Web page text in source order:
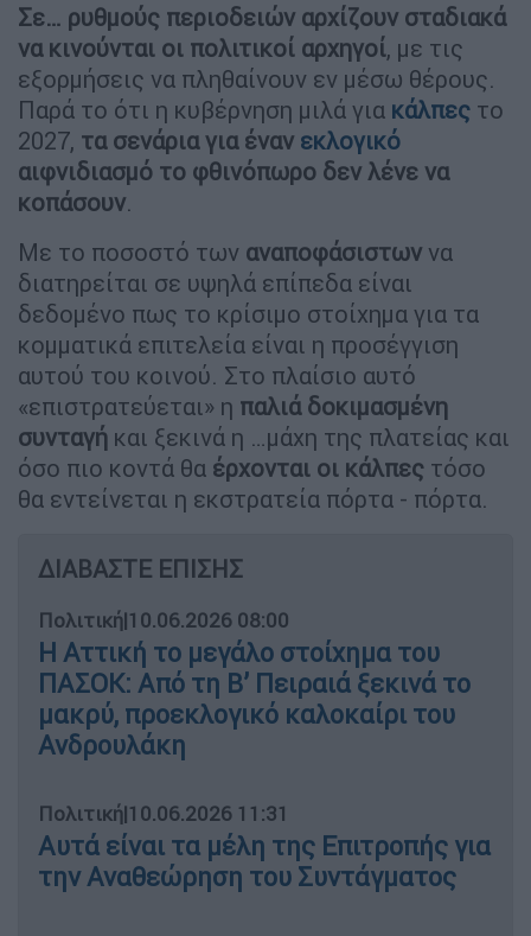
Σε… ρυθμούς περιοδειών αρχίζουν σταδιακά
να κινούνται οι πολιτικοί αρχηγοί, με τις
εξορμήσεις να πληθαίνουν εν μέσω θέρους.
Παρά το ότι η κυβέρνηση μιλά για κάλπες το
2027, τα σενάρια για έναν εκλογικό
αιφνιδιασμό το φθινόπωρο δεν λένε να
κοπάσουν.
Με το ποσοστό των αναποφάσιστων να
διατηρείται σε υψηλά επίπεδα είναι
δεδομένο πως το κρίσιμο στοίχημα για τα
κομματικά επιτελεία είναι η προσέγγιση
αυτού του κοινού. Στο πλαίσιο αυτό
«επιστρατεύεται» η παλιά δοκιμασμένη
συνταγή και ξεκινά η …μάχη της πλατείας και
όσο πιο κοντά θα έρχονται οι κάλπες τόσο
θα εντείνεται η εκστρατεία πόρτα - πόρτα.
ΔΙΑΒΑΣΤΕ ΕΠΙΣΗΣ
Πολιτική|10.06.2026 08:00
Η Αττική το μεγάλο στοίχημα του
ΠΑΣΟΚ: Από τη Β’ Πειραιά ξεκινά το
μακρύ, προεκλογικό καλοκαίρι του
Ανδρουλάκη
Πολιτική|10.06.2026 11:31
Αυτά είναι τα μέλη της Επιτροπής για
την Αναθεώρηση του Συντάγματος